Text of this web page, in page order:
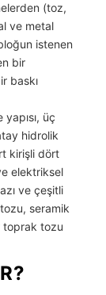
(toz,
ve metal
istenen
bir
baskı
üç
hidrolik
kirişli dört
elektriksel
ve çeşitli
seramik
toprak tozu